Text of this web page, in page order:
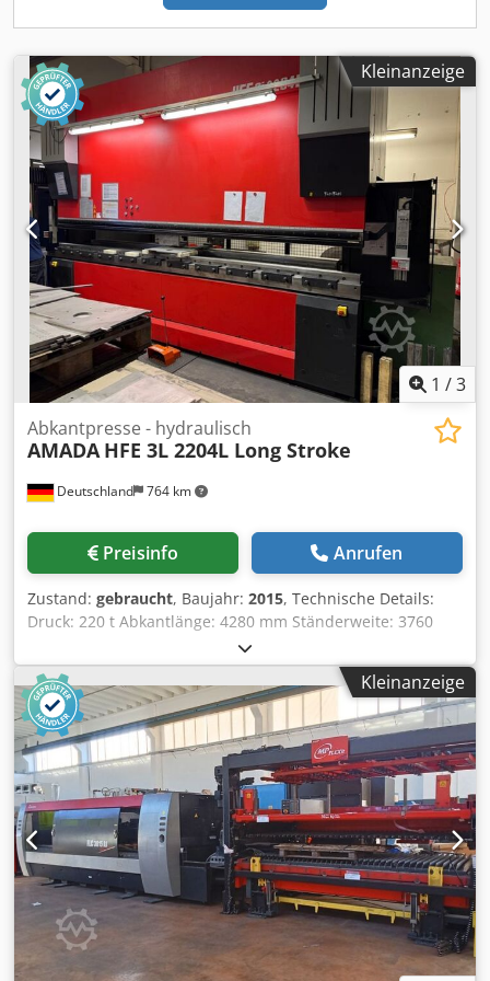
Kleinanzeige
1 /3
Deutschland 764 km
Abkantpresse - hydraulisch
AMADA HFE 3L 2204L Long Stroke
Preisinfo Anrufen
Zustand: gebraucht, Baujahr: 2015, Technische Details:
Druck: 220 t Abkantlänge: 4280 mm Ständerweite: 3760
mm Maschinengewicht ca.: 18 t AMADA HFE 3L 2204L Long
Stroke – 220 t CNC-Hydraulische Abkantpresse, 8 Achsen
Zum Verkauf steht eine AMADA HFE 3L 2204L Long Stroke
CNC-Abkantpresse der neuesten HFE-Generation. Die
Maschine wurde im Dezember 2015 gefertigt (Modelljahr
2016) und befindet sich in einem außergewöhnlich
gepflegten, technisch einwandfreien Zustand. Mit einer
Presskraft von 220 Tonnen, einer Biegelänge von 4.280 mm
sowie der Long-Stroke-Ausführung mit 350 mm Hub und
620 mm Öffnung eignet sich die Maschine ideal für
anspruchsvolle Biegeaufgaben im Maschinen-, Stahl-,
Anlagen- und Metallbau. Auch die Bearbeitung hoher
Werkzeuge und großvolumiger Werkstücke ist problemlos
möglich. Ausgestattet mit einer modernen AMADA AMNC
3i Multi Media CNC-Steuerung mit großem 18,5"-Multi-
Kleinanzeige